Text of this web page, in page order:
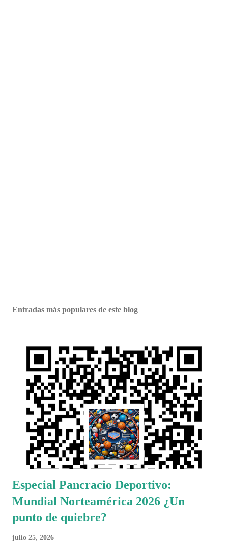
Entradas más populares de este blog
Especial Pancracio Deportivo:
Mundial Norteamérica 2026 ¿Un
punto de quiebre?
julio 25, 2026